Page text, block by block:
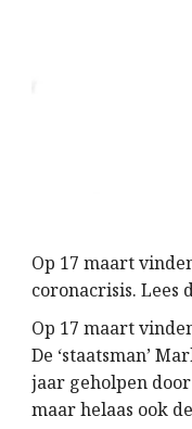
Op 17 maart
coronacrisis. Lees
Op 17 maart
De ‘staatsman’
jaar geholpen
maar helaas ook